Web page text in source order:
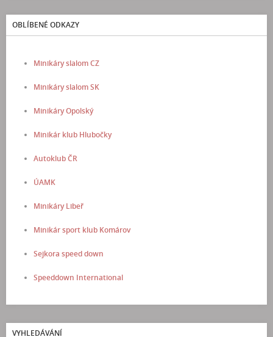
OBLÍBENÉ ODKAZY
Minikáry slalom CZ
Minikáry slalom SK
Minikáry Opolský
Minikár klub Hlubočky
Autoklub ČR
ÚAMK
Minikáry Libeř
Minikár sport klub Komárov
Sejkora speed down
Speeddown International
VYHLEDÁVÁNÍ